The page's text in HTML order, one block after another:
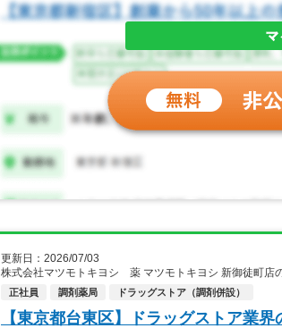
更新日：2026/07/03
株式会社マツモトキヨシ 薬 マツモトキヨシ 新御徒町店
正社員 調剤薬局 ドラッグストア（調剤併設）
【東京都台東区】ドラッグストア業